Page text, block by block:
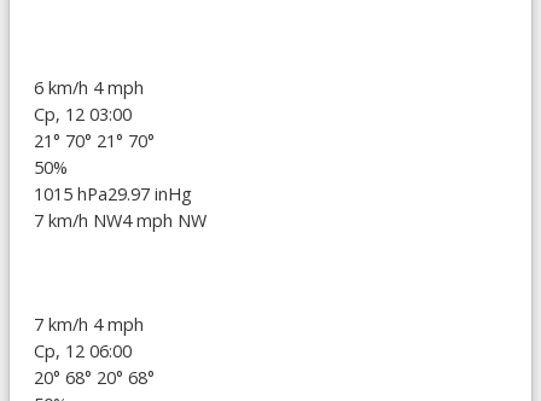
6 km/h 4 mph
Ср, 12 03:00
21° 70° 21° 70°
50%
1015 hPa29.97 inHg
7 km/h NW4 mph NW
7 km/h 4 mph
Ср, 12 06:00
20° 68° 20° 68°